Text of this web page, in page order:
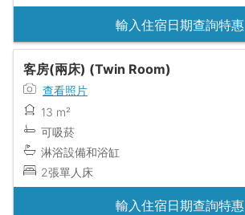
輸入住宿日期查詢特惠
客房(兩床) (Twin Room)
查看照片
13 m²
可吸菸
淋浴設備和浴缸
2張單人床
輸入住宿日期查詢特惠